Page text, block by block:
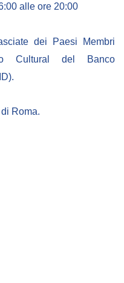
alle ore 20:00
dei Paesi Membri
Cultural del Banco
Roma.